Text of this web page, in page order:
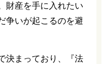
財産を手に入れたい
争いが起こるのを避
決まっており、『法